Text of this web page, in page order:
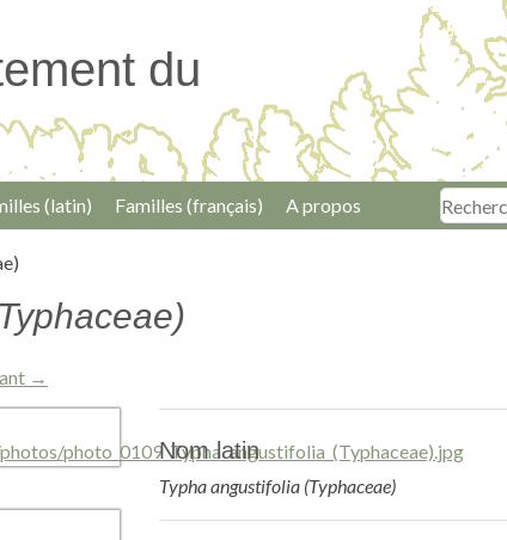
du
(latin) Familles (français) A propos
→
Nom latin
Typha angustifolia (Typhaceae)